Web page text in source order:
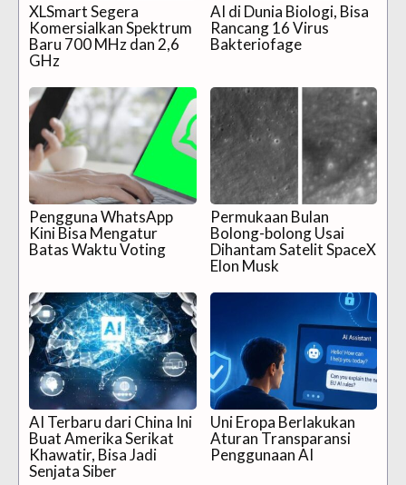
XLSmart Segera
Komersialkan Spektrum
Baru 700 MHz dan 2,6
GHz
AI di Dunia Biologi, Bisa
Rancang 16 Virus
Bakteriofage
Pengguna WhatsApp
Kini Bisa Mengatur
Batas Waktu Voting
Permukaan Bulan
Bolong-bolong Usai
Dihantam Satelit SpaceX
Elon Musk
AI Terbaru dari China Ini
Buat Amerika Serikat
Khawatir, Bisa Jadi
Senjata Siber
Uni Eropa Berlakukan
Aturan Transparansi
Penggunaan AI